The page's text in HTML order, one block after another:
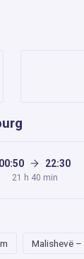
00:50 22:30
21 h 40 min
Malishevë